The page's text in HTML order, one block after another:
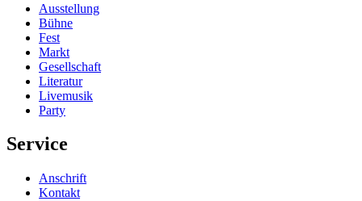
Ausstellung
Bühne
Fest
Markt
Gesellschaft
Literatur
Livemusik
Party
Service
Anschrift
Kontakt